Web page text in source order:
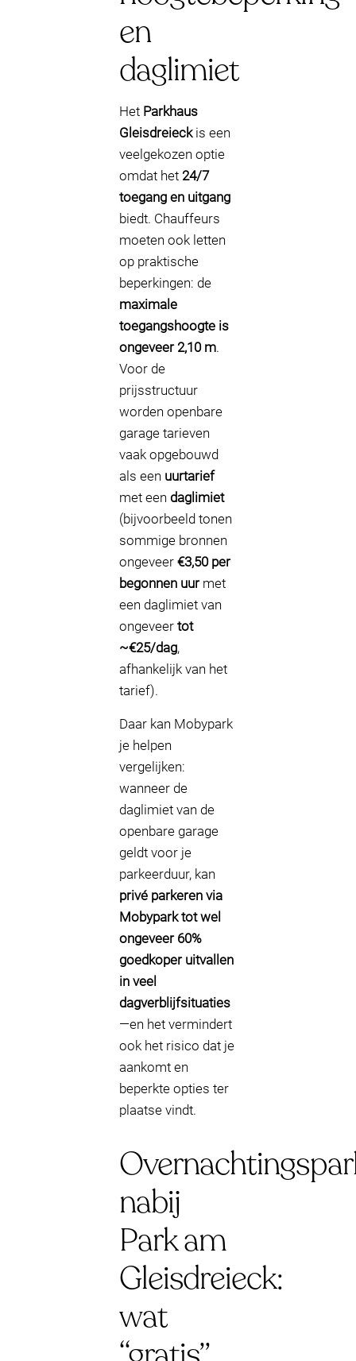
en
daglimiet
Het Parkhaus
Gleisdreieckis een
veelgekozen optie
omdat het 24/7
toegang en uitgang
biedt. Chauffeurs
moeten ook letten
op praktische
beperkingen: de
maximale
toegangshoogte is
ongeveer 2,10 m.
Voor de
prijsstructuur
worden openbare
garage tarieven
vaak opgebouwd
als een uurtarief
met een daglimiet
(bijvoorbeeld tonen
sommige bronnen
ongeveer €3,50 per
begonnen uurmet
een daglimiet van
ongeveer tot
~€25/dag,
afhankelijk van het
tarief).
Daar kan Mobypark
je helpen
vergelijken:
wanneer de
daglimiet van de
openbare garage
geldt voor je
parkeerduur, kan
privé parkeren via
Mobypark tot wel
ongeveer 60%
goedkoper uitvallen
in veel
dagverblijfsituaties
—en het vermindert
ook het risico dat je
aankomt en
beperkte opties ter
plaatse vindt.
nabij
Park am
Gleisdreieck:
wat